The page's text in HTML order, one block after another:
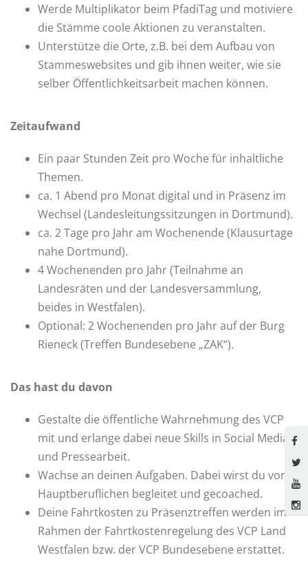
Werde Multiplikator beim PfadiTag und motiviere
die Stämme coole Aktionen zu veranstalten.
Unterstütze die Orte, z.B. bei dem Aufbau von
Stammeswebsites und gib ihnen weiter, wie sie
selber Öffentlichkeitsarbeit machen können.
Zeitaufwand
Ein paar Stunden Zeit pro Woche für inhaltliche
Themen.
ca. 1 Abend pro Monat digital und in Präsenz im
Wechsel (Landesleitungssitzungen in Dortmund).
ca. 2 Tage pro Jahr am Wochenende (Klausurtage
nahe Dortmund).
4 Wochenenden pro Jahr (Teilnahme an
Landesräten und der Landesversammlung,
beides in Westfalen).
Optional: 2 Wochenenden pro Jahr auf der Burg
Rieneck (Treffen Bundesebene „ZAK“).
Das hast du davon
Gestalte die öffentliche Wahrnehmung des VCP
mit und erlange dabei neue Skills in Social Media
und Pressearbeit.
Wachse an deinen Aufgaben. Dabei wirst du von
Hauptberuflichen begleitet und gecoached.
Deine Fahrtkosten zu Präsenztreffen werden im
Rahmen der Fahrtkostenregelung des VCP Land
Westfalen bzw. der VCP Bundesebene erstattet.